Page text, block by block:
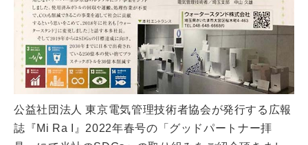
公益社団法人 東京電気管理技術者協会が発行する広報
誌『Mi Ra I』2022年春号の「グッドパートナー拝